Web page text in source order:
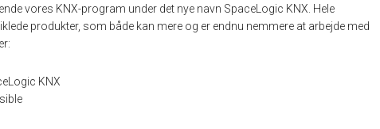
vores KNX-program under det nye navn SpaceLogic KNX. Hele
produkter, som både kan mere og er endnu nemmere at arbejde med
KNX